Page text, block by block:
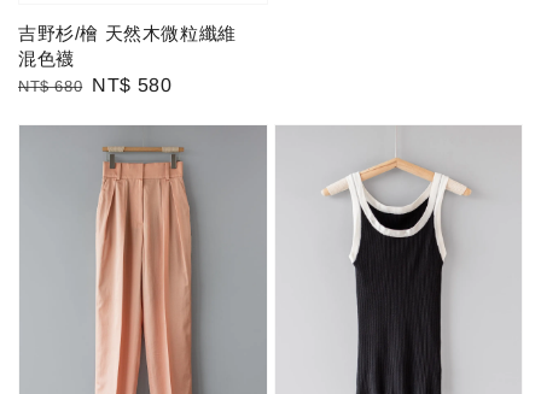
吉野杉/檜 天然木微粒纖維
混色襪
Regular
NT$ 680 Sale
NT$ 580